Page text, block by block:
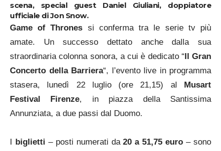
scena, special guest Daniel Giuliani, doppiatore
ufficiale di Jon Snow.
Game of Thrones si conferma tra le serie tv più
amate. Un successo dettato anche dalla sua
straordinaria colonna sonora, a cui è dedicato “Il Gran
Concerto della Barriera“, l’evento live in programma
stasera, lunedì 22 luglio (ore 21,15) al Musart
Festival Firenze, in piazza della Santissima
Annunziata, a due passi dal Duomo.
I biglietti – posti numerati da20 a 51,75 euro – sono